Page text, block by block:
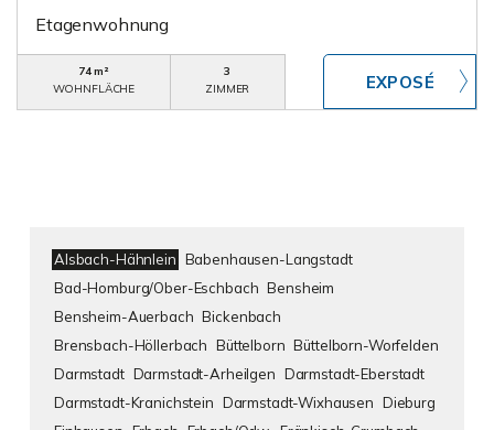
Etagenwohnung
74 m²
WOHNFLÄCHE
3
ZIMMER
Alsbach-Hähnlein Babenhausen-Langstadt
Bad-Homburg/Ober-Eschbach Bensheim
Bensheim-Auerbach Bickenbach
Brensbach-Höllerbach Büttelborn Büttelborn-Worfelden
Darmstadt Darmstadt-Arheilgen Darmstadt-Eberstadt
Darmstadt-Kranichstein Darmstadt-Wixhausen Dieburg